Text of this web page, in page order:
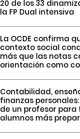
20 de los 33
la FP Dual intensiva
La OCDE confirma
contexto social
más que las notas
orientación como
Contabilidad,
finanzas
de un profesor para
alumnos más